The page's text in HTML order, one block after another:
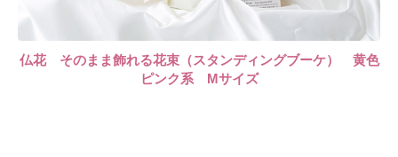
仏花 そのまま飾れる花束（スタンディングブーケ） 黄色
ピンク系 Mサイズ